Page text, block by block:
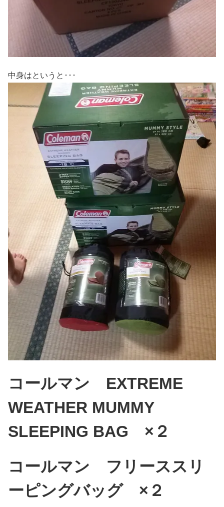
中身はというと･･･
コールマン EXTREME
WEATHER MUMMY
SLEEPING BAG ×２
コールマン フリーススリ
ーピングバッグ ×２